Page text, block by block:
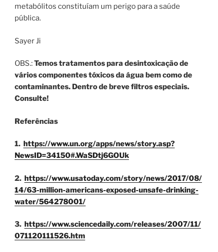
metabólitos constituíam um perigo para a saúde
pública.
Sayer Ji
OBS.:Temos tratamentos para desintoxicação de
vários componentes tóxicos da água bem como de
contaminantes. Dentro de breve filtros especiais.
Consulte!
Referências
1. https://www.un.org/apps/news/story.asp?
NewsID=34150#.WaSDtj6GOUk
2. https://www.usatoday.com/story/news/2017/08/
14/63-million-americans-exposed-unsafe-drinking-
water/564278001/
3. https://www.sciencedaily.com/releases/2007/11/
071120111526.htm